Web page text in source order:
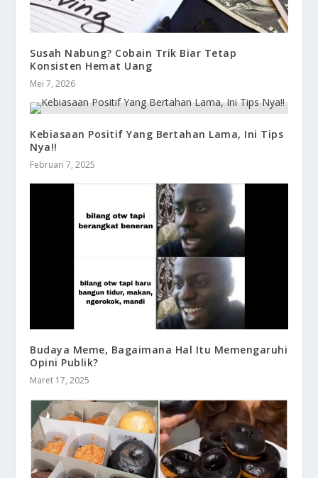
Susah Nabung? Cobain Trik Biar Tetap
Konsisten Hemat Uang
Mei 7, 2026
Kebiasaan Positif Yang Bertahan Lama, Ini Tips
Nya!!
Februari 7, 2025
Budaya Meme, Bagaimana Hal Itu Memengaruhi
Opini Publik?
Maret 17, 2025